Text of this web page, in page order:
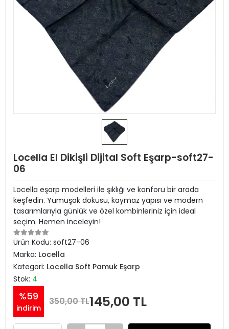
Locella El Dikişli Dijital Soft Eşarp-soft27-
06
Locella eşarp modelleri ile şıklığı ve konforu bir arada
keşfedin. Yumuşak dokusu, kaymaz yapısı ve modern
tasarımlarıyla günlük ve özel kombinleriniz için ideal
seçim. Hemen inceleyin!
Ürün Kodu: soft27-06
Marka: Locella
Kategori: Locella Soft Pamuk Eşarp
Stok: 4
%59
indirim
350,00 TL145,00 TL